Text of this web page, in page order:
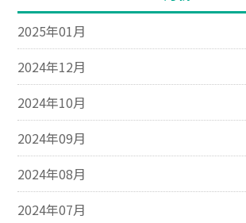
2025年01月
2024年12月
2024年10月
2024年09月
2024年08月
2024年07月